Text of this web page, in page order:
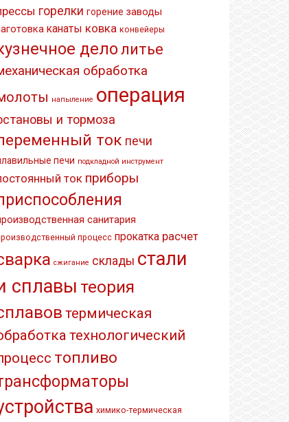
горелки горение заводы
канаты ковка конвейеры
делолитье
обработка
напыление операция
и тормоза
ток печи
печи подкладной инструмент
ток приборы
санитария
процесс прокатка расчет
сжигание склады стали
сплавы теория
термическая
технологический
топливо
химико-термическая